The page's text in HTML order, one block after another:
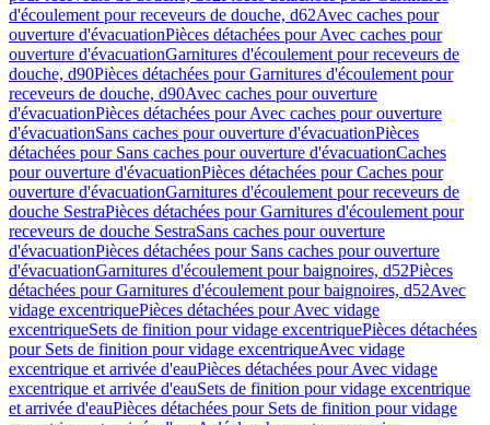
d'écoulement pour receveurs de douche, d62Avec caches pour
ouverture d'évacuationPièces détachées pour Avec caches pour
ouverture d'évacuationGarnitures d'écoulement pour receveurs de
douche, d90Pièces détachées pour Garnitures d'écoulement pour
receveurs de douche, d90Avec caches pour ouverture
d'évacuationPièces détachées pour Avec caches pour ouverture
d'évacuationSans caches pour ouverture d'évacuationPièces
détachées pour Sans caches pour ouverture d'évacuationCaches
pour ouverture d'évacuationPièces détachées pour Caches pour
ouverture d'évacuationGarnitures d'écoulement pour receveurs de
douche SestraPièces détachées pour Garnitures d'écoulement pour
receveurs de douche SestraSans caches pour ouverture
d'évacuationPièces détachées pour Sans caches pour ouverture
d'évacuationGarnitures d'écoulement pour baignoires, d52Pièces
détachées pour Garnitures d'écoulement pour baignoires, d52Avec
vidage excentriquePièces détachées pour Avec vidage
excentriqueSets de finition pour vidage excentriquePièces détachées
pour Sets de finition pour vidage excentriqueAvec vidage
excentrique et arrivée d'eauPièces détachées pour Avec vidage
excentrique et arrivée d'eauSets de finition pour vidage excentrique
et arrivée d'eauPièces détachées pour Sets de finition pour vidage